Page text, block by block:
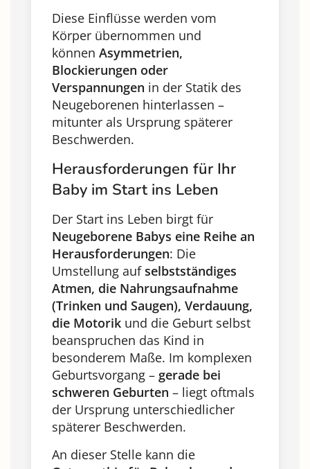
Diese Einflüsse werden vom
Körper übernommen und
können Asymmetrien,
Blockierungen oder
Verspannungen in der Statik des
Neugeborenen hinterlassen –
mitunter als Ursprung späterer
Beschwerden.
Herausforderungen für Ihr
Baby im Start ins Leben
Der Start ins Leben birgt für
Neugeborene Babys eine Reihe an
Herausforderungen: Die
Umstellung aufselbstständiges
Atmen, die Nahrungsaufnahme
(Trinken und Saugen), Verdauung,
die Motorik und die Geburt selbst
beanspruchen das Kind in
besonderem Maße. Im komplexen
Geburtsvorgang – gerade bei
schweren Geburten – liegt oftmals
der Ursprung unterschiedlicher
späterer Beschwerden.
An dieser Stelle kann die